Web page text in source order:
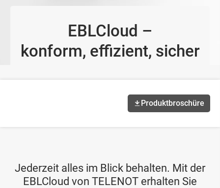
EBLCloud –
konform, effizient, sicher
Produktbroschüre
Jederzeit alles im Blick behalten. Mit der
EBLCloud von TELENOT erhalten Sie